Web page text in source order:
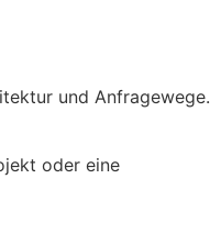
und Anfragewege.
oder eine